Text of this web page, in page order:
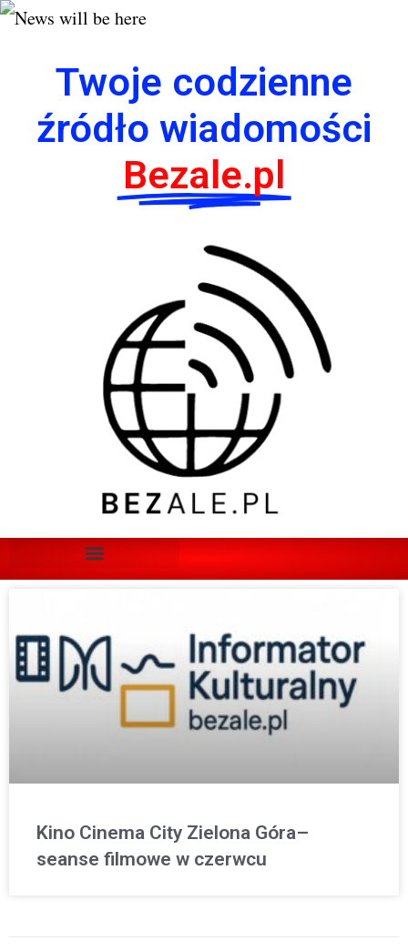
Twoje codzienne
źródło wiadomości
Bezale.pl
Kino Cinema City Zielona Góra–
seanse filmowe w czerwcu